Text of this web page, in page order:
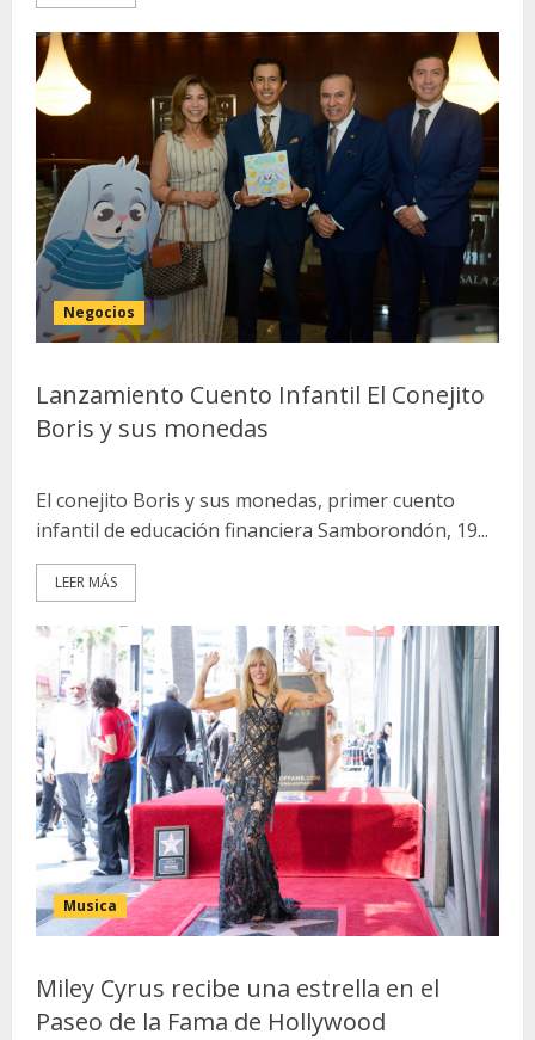
Negocios
Lanzamiento Cuento Infantil El Conejito
Boris y sus monedas
El conejito Boris y sus monedas, primer cuento
infantil de educación financiera Samborondón, 19...
LEER MÁS
Musica
Miley Cyrus recibe una estrella en el
Paseo de la Fama de Hollywood